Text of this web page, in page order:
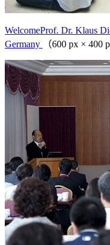
WelcomeProf. Dr. Klaus
Germany
（600 px × 400